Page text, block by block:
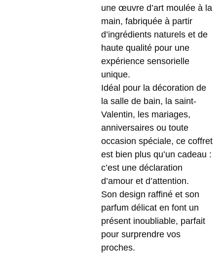
une œuvre d’art moulée à la
main, fabriquée à partir
d’ingrédients naturels et de
haute qualité pour une
expérience sensorielle
unique.
Idéal pour la décoration de
la salle de bain, la saint-
Valentin, les mariages,
anniversaires ou toute
occasion spéciale, ce coffret
est bien plus qu’un cadeau :
c’est une déclaration
d’amour et d’attention.
Son design raffiné et son
parfum délicat en font un
présent inoubliable, parfait
pour surprendre vos
proches.